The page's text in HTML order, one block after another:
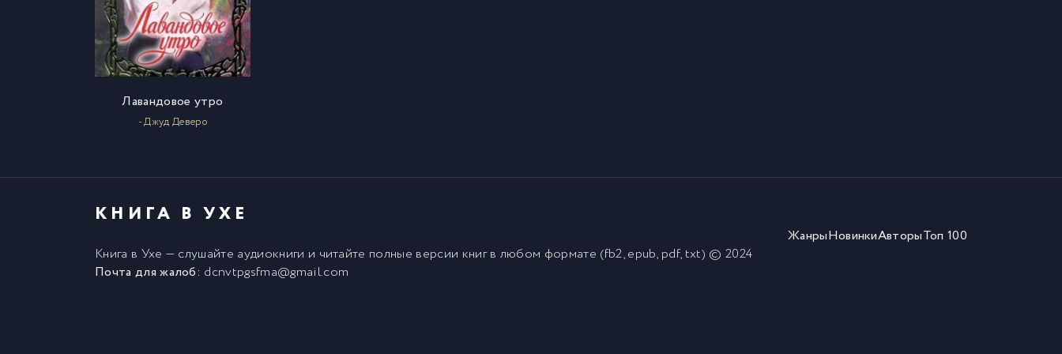
Лавандовое утро
- Джуд Деверо
КНИГА В УХЕ
ЖанрыНовинкиАвторыТоп 100
Книга в Ухе — слушайте аудиокниги и читайте полные версии книгв любом формате (fb2, epub, pdf, txt) © 2024
Почта для жалоб: dcnvtpgsfma@gmail.com